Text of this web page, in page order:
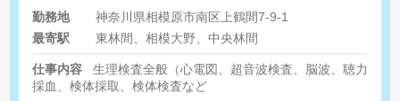
勤務地
神奈川県相模原市南区上鶴間7-9-1
最寄駅
東林間、相模大野、中央林間
仕事内容
生理検査全般（心電図、超音波検査、脳波、聴力検査
採血、検体採取、検体検査など